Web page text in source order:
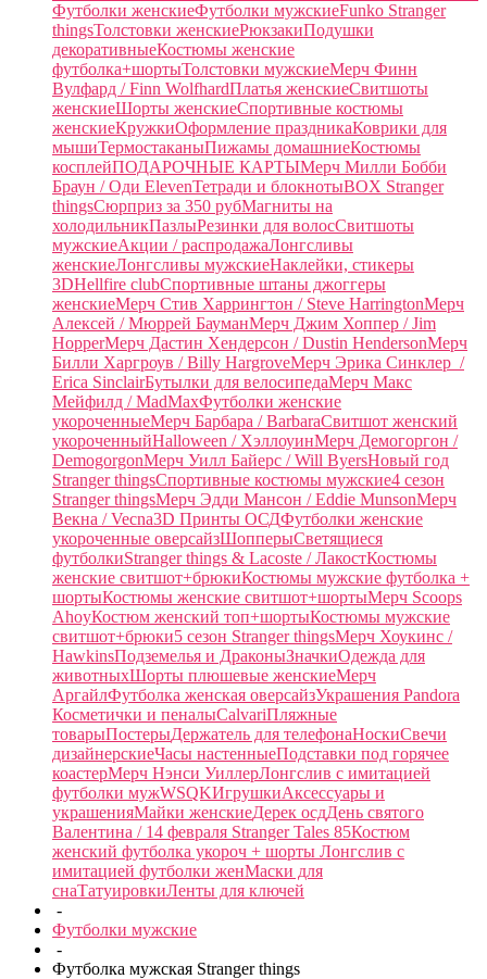
Футболки женскиеФутболки мужскиеFunko Stranger
thingsТолстовки женскиеРюкзакиПодушки
декоративныеКостюмы женские
футболка+шортыТолстовки мужскиеМерч Финн
Вулфард / Finn WolfhardПлатья женскиеСвитшоты
женскиеШорты женскиеСпортивные костюмы
женскиеКружкиОформление праздникаКоврики для
мышиТермостаканыПижамы домашниеКостюмы
косплейПОДАРОЧНЫЕ КАРТЫМерч Милли Бобби
Браун / Оди ElevenТетради и блокнотыBOX Stranger
thingsСюрприз за 350 рубМагниты на
холодильникПазлыРезинки для волосСвитшоты
мужскиеАкции / распродажаЛонгсливы
женскиеЛонгсливы мужскиеНаклейки, стикеры
3DHellfire clubСпортивные штаны джоггеры
женскиеМерч Стив Харрингтон / Steve HarringtonМерч
Алексей / Мюррей БауманМерч Джим Хоппер / Jim
HopperМерч Дастин Хендерсон / Dustin HendersonМерч
Билли Харгроув / Billy HargroveМерч Эрика Синклер /
Erica SinclairБутылки для велосипедаМерч Макс
Мейфилд / MadMaxФутболки женские
укороченныеМерч Барбара / BarbaraСвитшот женский
укороченныйHalloween / ХэллоуинМерч Демогоргон /
DemogorgonМерч Уилл Байерс / Will ByersНовый год
Stranger thingsСпортивные костюмы мужские4 сезон
Stranger thingsМерч Эдди Мансон / Eddie MunsonМерч
Векна / Vecna3D Принты ОСДФутболки женские
укороченные оверсайзШопперыСветящиеся
футболкиStranger things & Lacoste / ЛакостКостюмы
женские свитшот+брюкиКостюмы мужские футболка +
шортыКостюмы женские свитшот+шортыМерч Scoops
AhoyКостюм женский топ+шортыКостюмы мужские
свитшот+брюки5 сезон Stranger thingsМерч Хоукинс /
HawkinsПодземелья и ДраконыЗначкиОдежда для
животныхШорты плюшевые женскиеМерч
АргайлФутболка женская оверсайзУкрашения Pandora
Косметички и пеналыCalvariПляжные
товарыПостерыДержатель для телефонаНоскиСвечи
дизайнерскиеЧасы настенныеПодставки под горячее
коастерМерч Нэнси УиллерЛонгслив с имитацией
футболки мужWSQKИгрушкиАксессуары и
украшенияМайки женскиеДерек осдДень святого
Валентина / 14 февраля Stranger Tales 85Костюм
женский футболка укороч + шорты Лонгслив с
имитацией футболки женМаски для
снаТатуировкиЛенты для ключей
-
Футболки мужские
-
Футболка мужская Stranger things